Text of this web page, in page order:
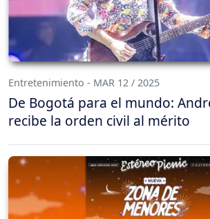
Entretenimiento - MAR 12 / 2025
De Bogotá para el mundo:
recibe la orden civil al mérito